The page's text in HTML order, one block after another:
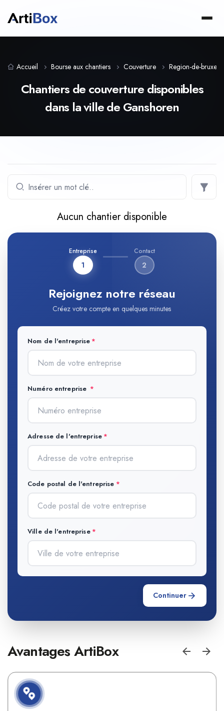
Accueil Bourse aux chantiers Couverture Region-de-
Chantiers de couverture disponibles
dans la ville de Ganshoren
Aucun chantier disponible
Entreprise
1
Contact
2
Rejoignez notre réseau
Créez votre compte en quelques minutes
Nom de l'entreprise
Numéro entreprise
Adresse de l'entreprise
Code postal de l'entreprise
Ville de l'entreprise
Continuer
Avantages ArtiBox